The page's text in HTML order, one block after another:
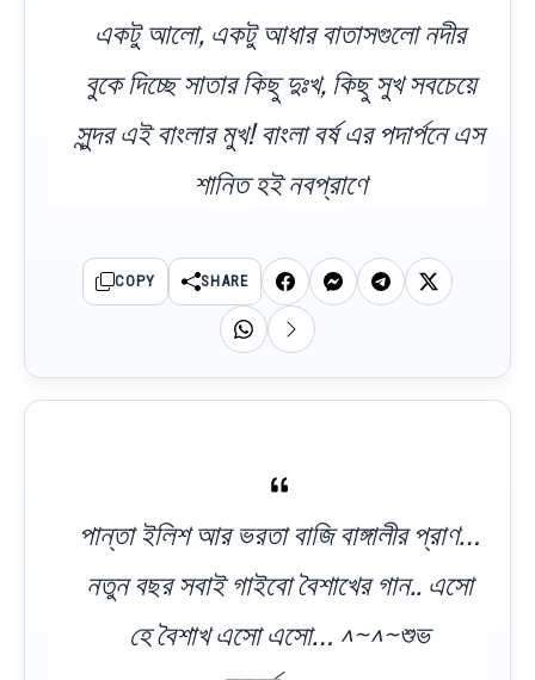
একটু আলো, একটু আধার বাতাসগুলো নদীর
বুকে দিচ্ছে সাতার কিছু দুঃখ, কিছু সুখ সবচেয়ে
সুন্দর এই বাংলার মুখ! বাংলা বর্ষ এর পদার্পনে এস
শানিত হই নবপ্রাণে
COPY SHARE
পান্তা ইলিশ আর ভরতা বাজি বাঙ্গালীর প্রাণ…
নতুন বছর সবাই গাইবো বৈশাখের গান.. এসো
হে বৈশাখ এসো এসো… ^~^~শুভ